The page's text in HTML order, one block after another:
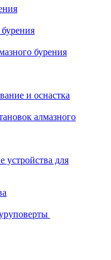
бурения
и оснастка
алмазного
устройства для